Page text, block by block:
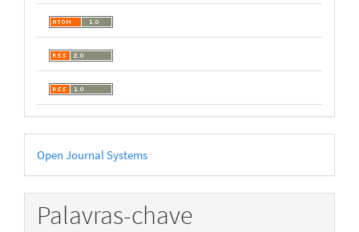
Desenvolvido
por
Open Journal Systems
Palavras-chave